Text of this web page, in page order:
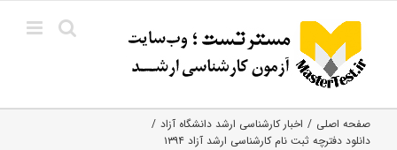
content
صفحه اصلی
اخبار کارشناسی ارشد دانشگاه آزاد
دانلود دفترچه ثبت نام کارشناسی ارشد آزاد ۱۳۹۴